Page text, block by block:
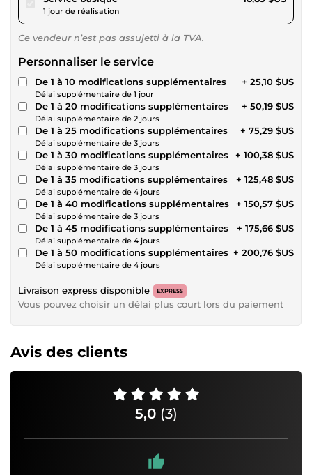
1 jour de réalisation
Ce vendeur n’est pas assujetti à la TVA.
Personnaliser le service
De 1 à 10 modifications supplémentaires
Délai supplémentaire de 1 jour
+ 25,10 $US
De 1 à 20 modifications supplémentaires
Délai supplémentaire de 2 jours
+ 50,19 $US
De 1 à 25 modifications supplémentaires
Délai supplémentaire de 3 jours
+ 75,29 $US
De 1 à 30 modifications supplémentaires
Délai supplémentaire de 3 jours
+ 100,38 $US
De 1 à 35 modifications supplémentaires
Délai supplémentaire de 4 jours
+ 125,48 $US
De 1 à 40 modifications supplémentaires
Délai supplémentaire de 3 jours
+ 150,57 $US
De 1 à 45 modifications supplémentaires
Délai supplémentaire de 4 jours
+ 175,66 $US
De 1 à 50 modifications supplémentaires
Délai supplémentaire de 4 jours
+ 200,76 $US
Livraison express disponible EXPRESS
Vous pouvez choisir un délai plus court lors du paiement
Avis des clients
5,0 (3)